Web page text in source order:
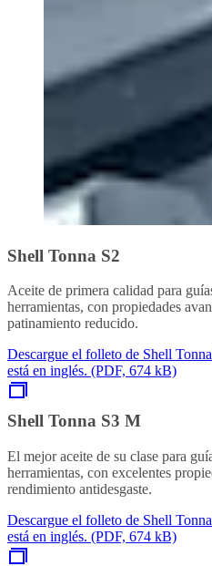
Shell Tonna S2
Aceite de primera calidad para
herramientas, con propiedades
patinamiento reducido.
Descargue el folleto de Shell
está en inglés. (PDF, 674 kB)
Shell Tonna S3 M
El mejor aceite de su clase para
herramientas, con excelentes
rendimiento antidesgaste.
Descargue el folleto de Shell
está en inglés. (PDF, 674 kB)